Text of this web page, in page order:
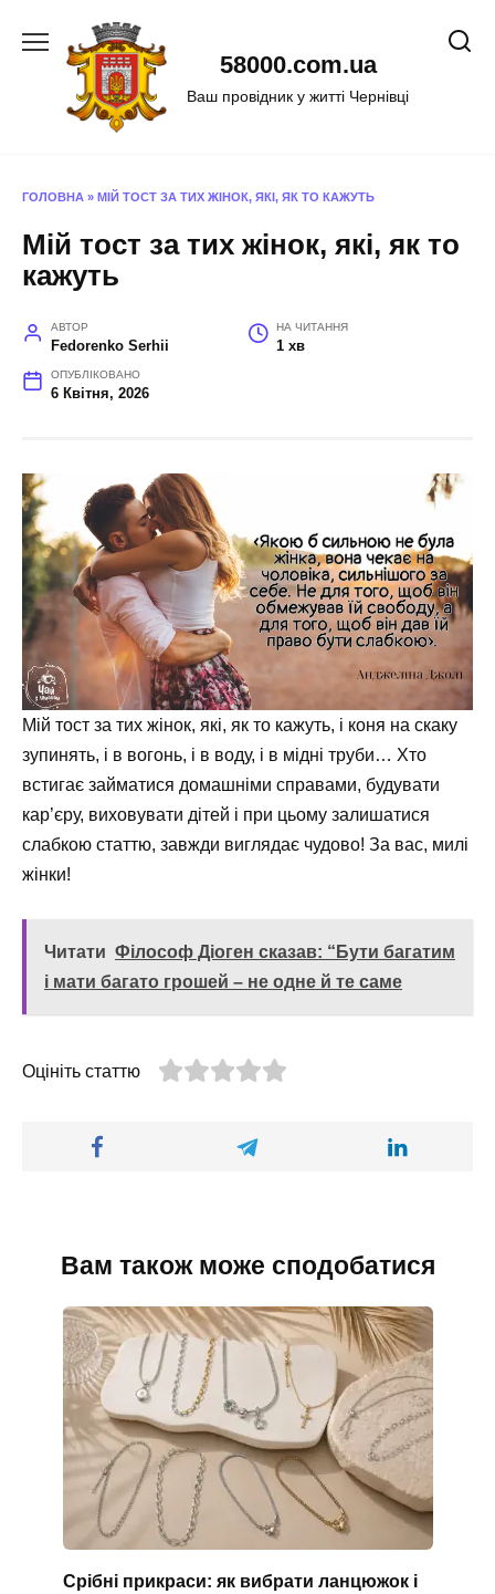
58000.com.ua
Ваш провідник у житті Чернівці
ГОЛОВНА » МІЙ ТОСТ ЗА ТИХ ЖІНОК, ЯКІ, ЯК ТО КАЖУТЬ
Мій тост за тих жінок, які, як то
кажуть
АВТОР
Fedorenko Serhii
НА ЧИТАННЯ
1 хв
ОПУБЛІКОВАНО
6 Квітня, 2026
Мій тост за тих жінок, які, як то кажуть, і коня на скаку
зупинять, і в вогонь, і в воду, і в мідні труби… Хто
встигає займатися домашніми справами, будувати
кар’єру, виховувати дітей і при цьому залишатися
слабкою статтю, завжди виглядає чудово! За вас, милі
жінки!
Читати Філософ Діоген сказав: “Бути багатим
і мати багато грошей – не одне й те саме
Оцініть статтю
Вам також може сподобатися
Срібні прикраси: як вибрати ланцюжок і